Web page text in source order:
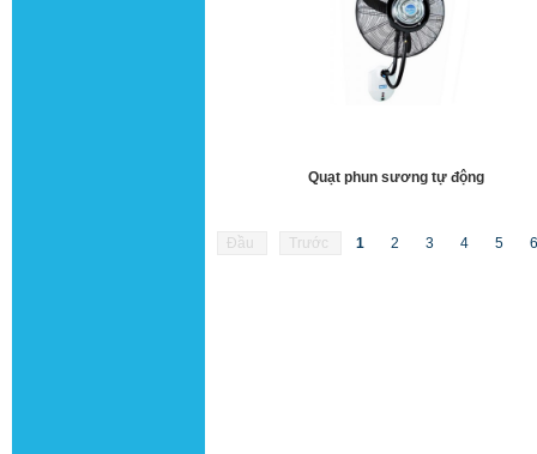
Quạt phun sương tự động
Đầu Trước 1 2 3 4 5